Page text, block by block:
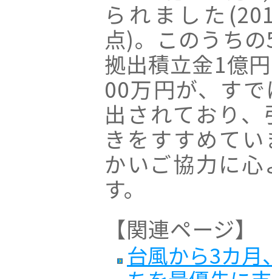
られました
点)。このうち
拠出積立金1億
00万円が、す
出されており
きをすすめて
かいご協力に
す。
【関連ページ】
台風から3カ月